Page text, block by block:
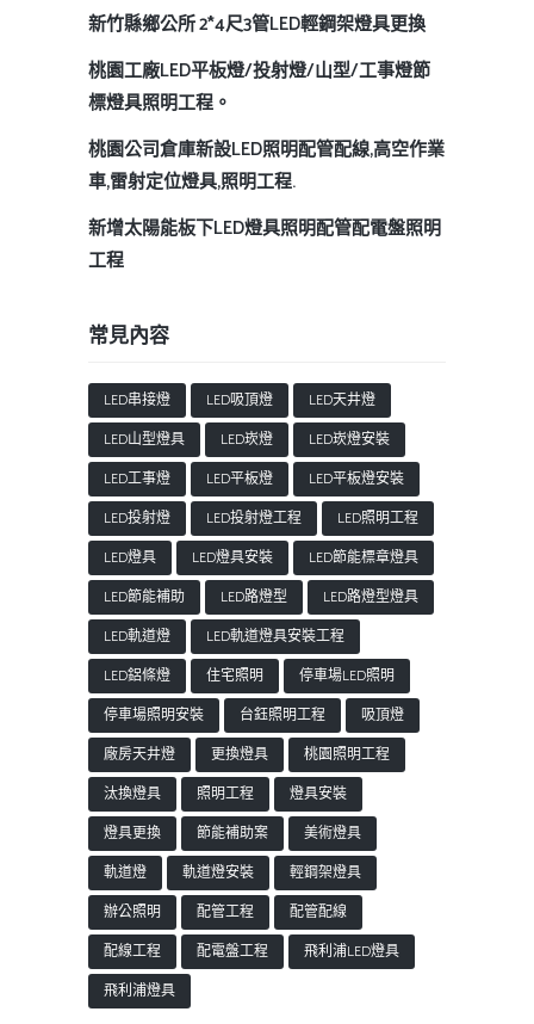
新竹縣鄉公所 2*4尺3管LED輕鋼架燈具更換
桃園工廠LED平板燈/投射燈/山型/工事燈節
標燈具照明工程。
桃園公司倉庫新設LED照明配管配線,高空作業
車,雷射定位燈具,照明工程.
新增太陽能板下LED燈具照明配管配電盤照明
工程
常見內容
LED串接燈 LED吸頂燈
LED天井燈
LED山型燈具
LED崁燈
LED崁燈安裝
LED工事燈
LED平板燈
LED平板燈安裝
LED投射燈
LED投射燈工程
LED照明工程
LED燈具
LED燈具安裝
LED節能標章燈具
LED節能補助
LED路燈型
LED路燈型燈具
LED軌道燈
LED軌道燈具安裝工程
LED鋁條燈
住宅照明
停車場LED照明
停車場照明安裝
台鈺照明工程
吸頂燈
廠房天井燈
更換燈具
桃園照明工程
汰換燈具
照明工程
燈具安裝
燈具更換
節能補助案
美術燈具
軌道燈
軌道燈安裝
輕鋼架燈具
辦公照明
配管工程
配管配線
配線工程
配電盤工程
飛利浦LED燈具
飛利浦燈具